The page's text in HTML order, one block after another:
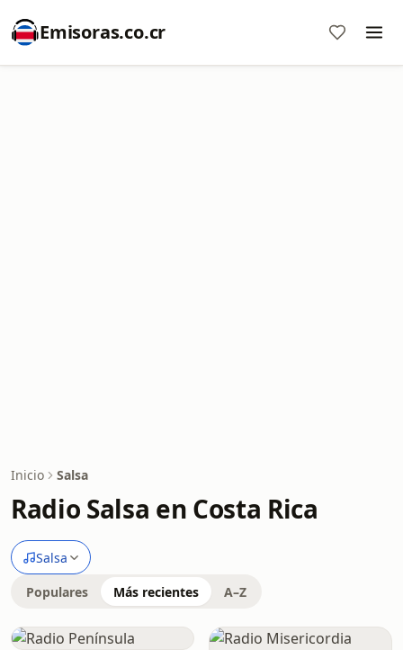
Emisoras.co.cr
Inicio Salsa
Radio Salsa en Costa Rica
Salsa
Populares Más recientes A–Z